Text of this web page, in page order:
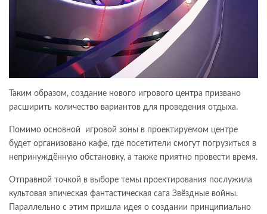
Таким образом, создание нового игрового центра призвано
расширить количество вариантов для проведения отдыха.
Помимо основной игровой зоны в проектируемом центре
будет организовано кафе, где посетители смогут погрузиться в
непринуждённую обстановку, а также приятно провести время.
Отправной точкой в выборе темы проектирования послужила
культовая эпическая фантастическая сага Звёздные войны.
Параллельно с этим пришла идея о создании принципиально